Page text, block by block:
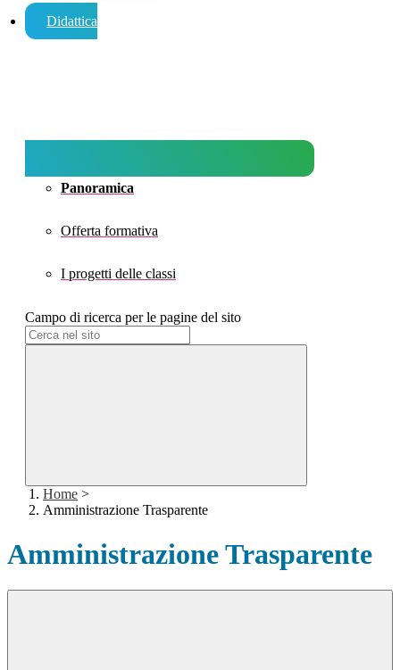
Didattica
Panoramica
Offerta formativa
I progetti delle classi
Campo di ricerca per le pagine del sito
Home >
Amministrazione Trasparente
Amministrazione Trasparente